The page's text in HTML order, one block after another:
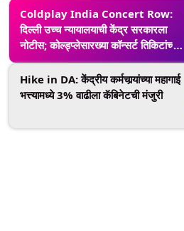
Coldplay India Concert Row:
दिल्ली उच्च न्यायालयाची केंद्र सरकारला
नोटीस; कोल्ड्प्लेसारख्या कॉन्सर्ट तिकिटांच्या
अनधिकृत विक्रीच्या मुद्द्यावर मागितले उत्तर
Hike in DA: केंद्रीय कर्मचार्‍यांच्या महागाई
भत्त्यामध्ये 3% वाढीला कॅबिनेटची मंजुरी